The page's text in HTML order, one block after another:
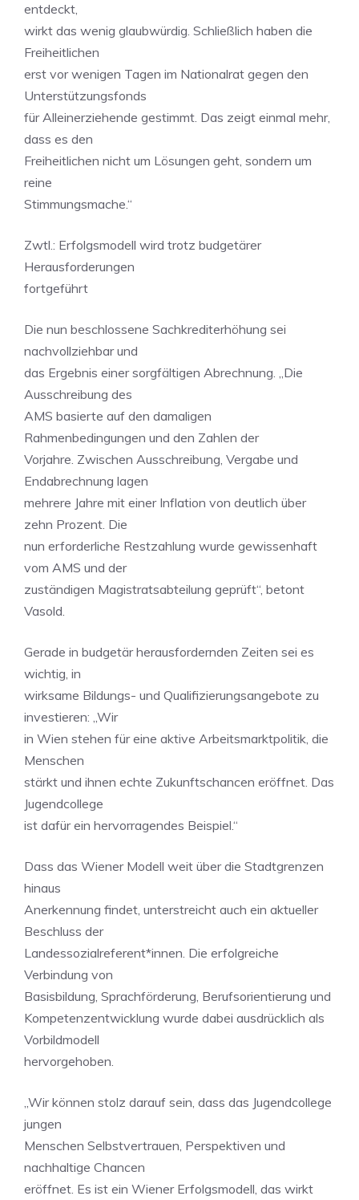
entdeckt,
wirkt das wenig glaubwürdig. Schließlich haben die
Freiheitlichen
erst vor wenigen Tagen im Nationalrat gegen den
Unterstützungsfonds
für Alleinerziehende gestimmt. Das zeigt einmal mehr,
dass es den
Freiheitlichen nicht um Lösungen geht, sondern um
reine
Stimmungsmache.“
Zwtl.: Erfolgsmodell wird trotz budgetärer
Herausforderungen
fortgeführt
Die nun beschlossene Sachkrediterhöhung sei
nachvollziehbar und
das Ergebnis einer sorgfältigen Abrechnung. „Die
Ausschreibung des
AMS basierte auf den damaligen
Rahmenbedingungen und den Zahlen der
Vorjahre. Zwischen Ausschreibung, Vergabe und
Endabrechnung lagen
mehrere Jahre mit einer Inflation von deutlich über
zehn Prozent. Die
nun erforderliche Restzahlung wurde gewissenhaft
vom AMS und der
zuständigen Magistratsabteilung geprüft“, betont
Vasold.
Gerade in budgetär herausfordernden Zeiten sei es
wichtig, in
wirksame Bildungs- und Qualifizierungsangebote zu
investieren: „Wir
in Wien stehen für eine aktive Arbeitsmarktpolitik, die
Menschen
stärkt und ihnen echte Zukunftschancen eröffnet. Das
Jugendcollege
ist dafür ein hervorragendes Beispiel.“
Dass das Wiener Modell weit über die Stadtgrenzen
hinaus
Anerkennung findet, unterstreicht auch ein aktueller
Beschluss der
Landessozialreferent*innen. Die erfolgreiche
Verbindung von
Basisbildung, Sprachförderung, Berufsorientierung und
Kompetenzentwicklung wurde dabei ausdrücklich als
Vorbildmodell
hervorgehoben.
„Wir können stolz darauf sein, dass das Jugendcollege
jungen
Menschen Selbstvertrauen, Perspektiven und
nachhaltige Chancen
eröffnet. Es ist ein Wiener Erfolgsmodell, das wirkt